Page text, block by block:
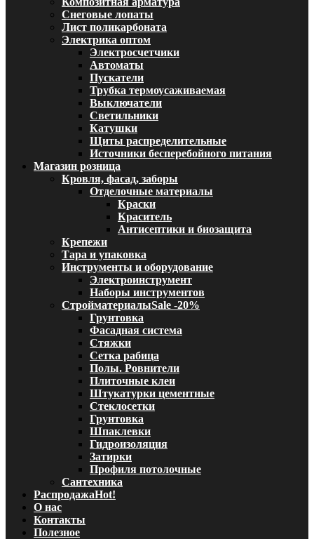
Снеговые лопаты
Лист поликарбоната
Электрика оптом
Электросчетчики
Автоматы
Пускатели
Трубка термоусаживаемая
Выключатели
Светильники
Катушки
Щиты распределительные
Источники бесперебойного питания
Магазин розница
Кровля, фасад, заборы
Отделочные материалы
Краски
Краситель
Антисептики и биозащита
Крепежи
Тара и упаковка
Инструменты и оборудование
Электроинструмент
Наборы инструментов
СтройматериалыSale -20%
Грунтовка
Фасадная система
Стяжки
Сетка рабица
Полы. Ровнители
Плиточные клеи
Штукатурки цементные
Стеклосетки
Грунтовка
Шпаклевки
Гидроизоляция
Затирки
Профиля потолочные
Сантехника
РаспродажаHot!
О нас
Контакты
Полезное